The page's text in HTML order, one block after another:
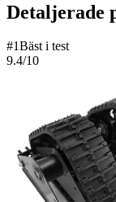
Detaljerade
#1Bäst i test
9.4/10